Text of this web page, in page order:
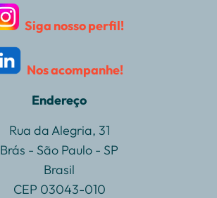
Siga nosso perfil!
Nos acompanhe!
Endereço
Rua da Alegria, 31
Brás - São Paulo - SP
Brasil
CEP 03043-010